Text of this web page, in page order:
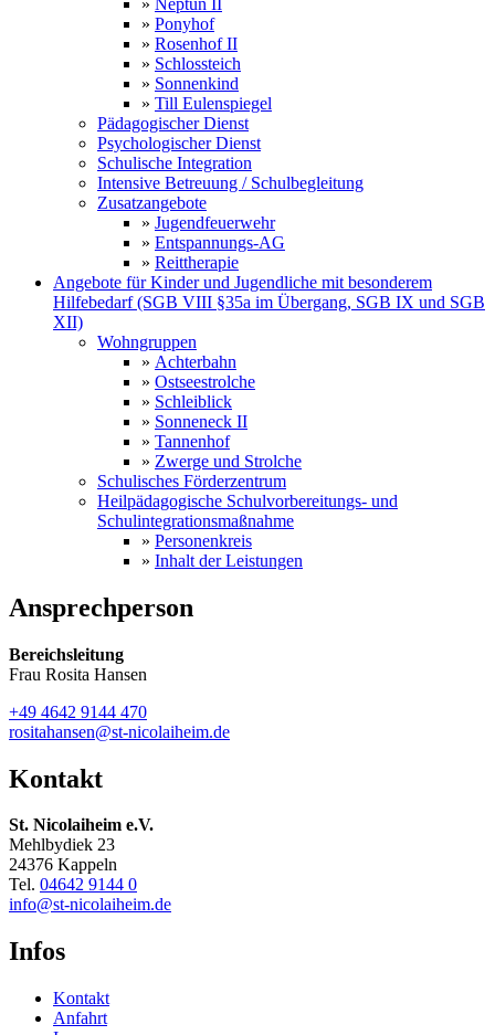
» Ponyhof
» Rosenhof II
» Schlossteich
» Sonnenkind
» Till Eulenspiegel
Pädagogischer Dienst
Psychologischer Dienst
Schulische Integration
Intensive Betreuung / Schulbegleitung
Zusatzangebote
» Jugendfeuerwehr
» Entspannungs-AG
» Reittherapie
Angebote für Kinder und Jugendliche mit besonderem
Hilfebedarf (SGB VIII §35a im Übergang, SGB IX und SGB
XII)
Wohngruppen
» Achterbahn
» Ostseestrolche
» Schleiblick
» Sonneneck II
» Tannenhof
» Zwerge und Strolche
Schulisches Förderzentrum
Heilpädagogische Schulvorbereitungs- und
Schulintegrationsmaßnahme
» Personenkreis
» Inhalt der Leistungen
Ansprechperson
Bereichsleitung
Frau Rosita Hansen
+49 4642 9144 470
rositahansen@st-nicolaiheim.de
Kontakt
St. Nicolaiheim e.V.
Mehlbydiek 23
24376 Kappeln
Tel. 04642 9144 0
info@st-nicolaiheim.de
Infos
Kontakt
Anfahrt